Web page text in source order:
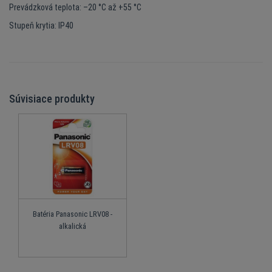
Prevádzková teplota: –20 °C až +55 °C
Stupeň krytia: IP40
Súvisiace produkty
Batéria Panasonic LRV08 -
alkalická